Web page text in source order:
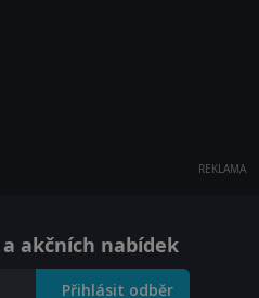
REKLAMA
akčních nabídek
Přihlásit odběr